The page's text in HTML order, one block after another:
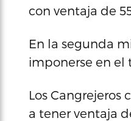
con ventaja de
En la segunda
imponerse en el
Los
a tener ventaja